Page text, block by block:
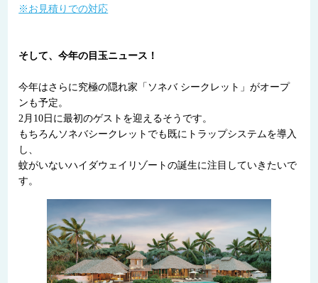
※お見積りでの対応
そして、今年の目玉ニュース！
今年はさらに究極の隠れ家「ソネバ シークレット」がオープ
ンも予定。
2月10日に最初のゲストを迎えるそうです。
もちろんソネバシークレットでも既にトラップシステムを導入
し、
蚊がいないハイダウェイリゾートの誕生に注目していきたいで
す。